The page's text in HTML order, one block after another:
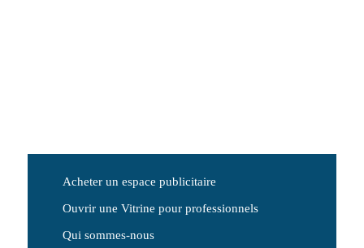
Acheter un espace publicitaire
Ouvrir une Vitrine pour professionnels
Qui sommes-nous